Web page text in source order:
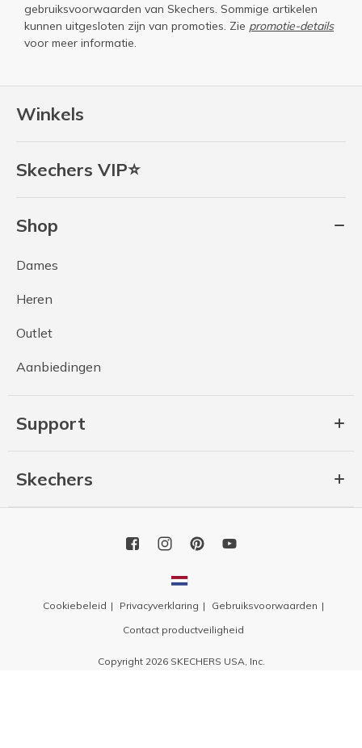
Winkels
Skechers VIP⭐
Shop
Dames
Heren
Outlet
Aanbiedingen
Support
Skechers
gebruiksvoorwaarden van Skechers. Sommige artikelen
kunnen uitgesloten zijn van promoties. Zie promotie-details
voor meer informatie.
Cookiebeleid Privacyverklaring
Gebruiksvoorwaarden
Contact productveiligheid
Copyright 2026 SKECHERS USA, Inc.